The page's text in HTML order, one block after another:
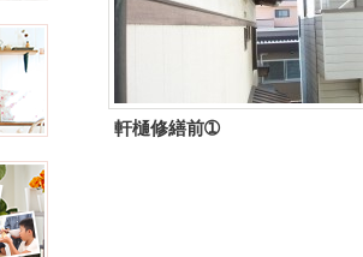
軒樋修繕前➀